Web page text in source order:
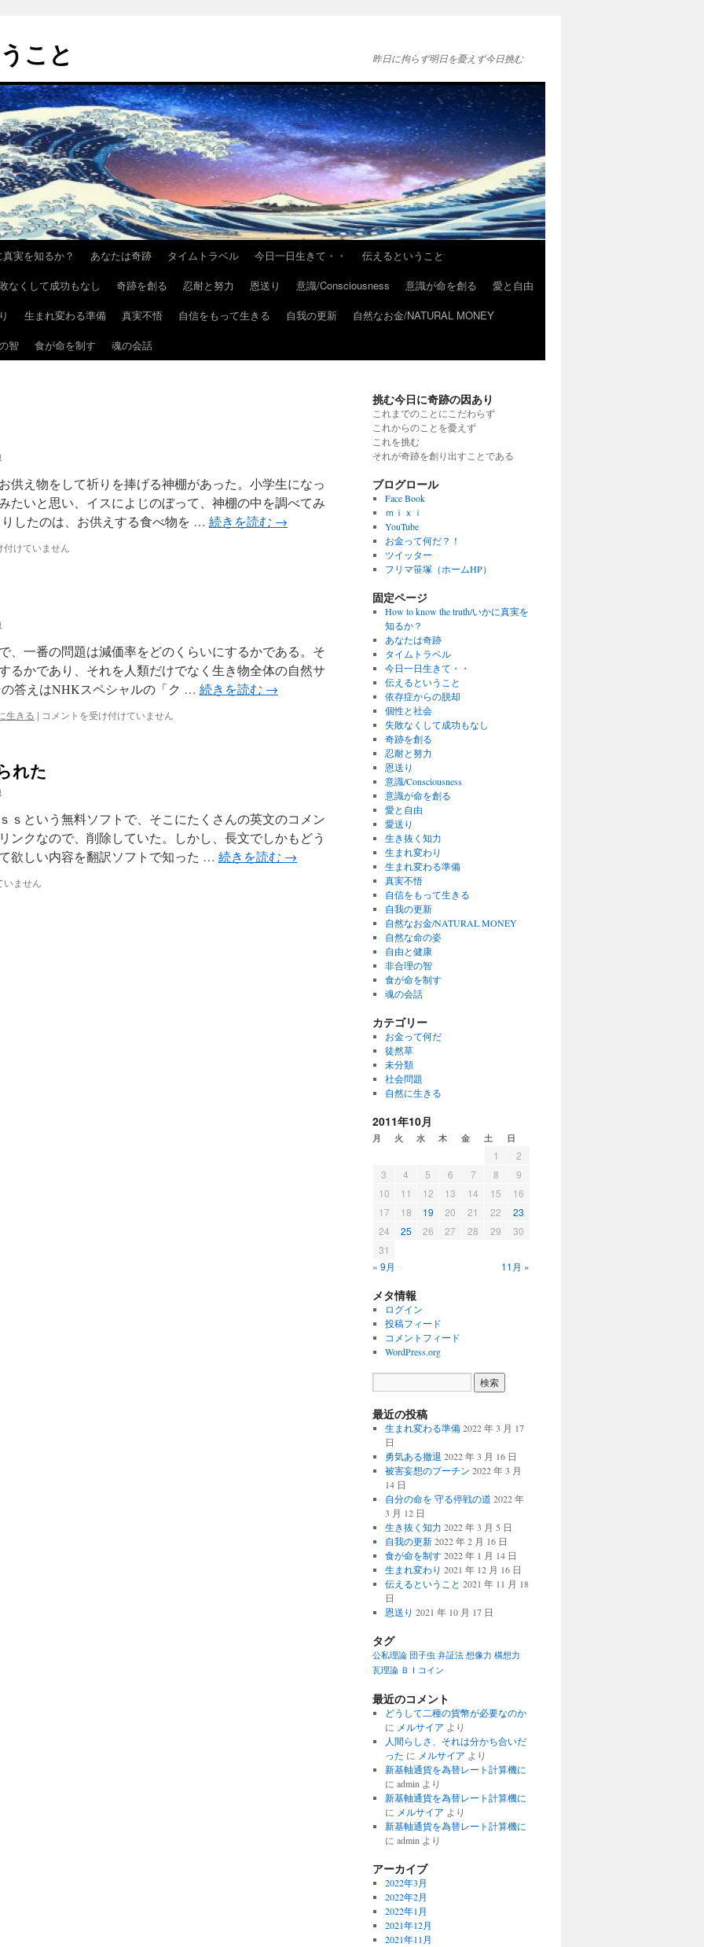
こと 昨日に拘らず明日を憂えず今日挑む
実を知るか？ あなたは奇跡 タイムトラベル 今日一日生きて・・
伝えるということ
なくして成功もなし
奇跡を創る 忍耐と努力 恩送り 意識/Consciousness 意識が命を創る
愛と自由
生まれ変わる準備 真実不悟 自信をもって生きる 自我の更新
自然なお金/NATURAL MONEY
智
食が命を制す 魂の会話
え物をして祈りを捧げる神棚があった。小学生になっ
たいと思い、イスによじのぼって、神棚の中を調べてみ
したのは、お供えする食べ物を … 続きを読む →
付けていません
一番の問題は減価率をどのくらいにするかである。そ
るかであり、それを人類だけでなく生き物全体の自然サ
答えはNHKスペシャルの「ク … 続きを読む →
生きる | 自
と
済
は
コメントを受け付けていません
れた
という無料ソフトで、そこにたくさんの英文のコメン
ンクなので、削除していた。しかし、長文でしかもどう
欲しい内容を翻訳ソフトで知った … 続きを読む →
いません
挑む今日に奇跡の因あり
これまでのことにこだわらず
これからのことを憂えず
これを挑む
それが奇跡を創り出すことである
ブログロール
Face Book
ｍｉｘｉ
YouTube
お金って何だ？！
ツイッター
フリマ笹塚（ホームHP）
固定ページ
How to know the truth/いかに真実を
知るか？
あなたは奇跡
タイムトラベル
今日一日生きて・・
伝えるということ
依存症からの脱却
個性と社会
失敗なくして成功もなし
奇跡を創る
忍耐と努力
恩送り
意識/Consciousness
意識が命を創る
愛と自由
愛送り
生き抜く知力
生まれ変わり
生まれ変わる準備
真実不悟
自信をもって生きる
自我の更新
自然なお金/NATURAL MONEY
自然な命の姿
自由と健康
非合理の智
食が命を制す
魂の会話
カテゴリー
お金って何だ
徒然草
未分類
社会問題
自然に生きる
2011年10月
月 火 水 木 金 土 日
1
2
3
4 5 6 7 8
9
10
11 12 13 14 15
16
17
18 19 20 21 22
23
24
25 26 27 28 29
30
31
« 9月
11月 »
メタ情報
ログイン
投稿フィード
コメントフィード
WordPress.org
最近の投稿
生まれ変わる準備 2022 年 3 月 17
日
勇気ある撤退 2022 年 3 月 16 日
被害妄想のプーチン 2022 年 3 月
14 日
自分の命を 守る停戦の道 2022 年
3 月 12 日
生き抜く知力 2022 年 3 月 5 日
自我の更新 2022 年 2 月 16 日
食が命を制す 2022 年 1 月 14 日
生まれ変わり 2021 年 12 月 16 日
伝えるということ 2021 年 11 月 18
日
恩送り 2021 年 10 月 17 日
タグ
公私理論 団子虫 弁証法 想像力 構想力
瓦理論 ＢＩコイン
最近のコメント
どうして二種の貨幣が必要なのか
に メルサイア より
人間らしさ、それは分かち合いだ
った に メルサイア より
新基軸通貨を為替レート計算機に
に admin より
新基軸通貨を為替レート計算機に
に メルサイア より
新基軸通貨を為替レート計算機に
に admin より
アーカイブ
2022年3月
2022年2月
2022年1月
2021年12月
2021年11月